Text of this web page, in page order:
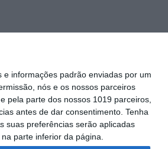
informações padrão enviadas por um
nós e os nossos parceiros
pela parte dos nossos 1019 parceiros,
antes de dar consentimento. Tenha
suas preferências serão aplicadas
parte inferior da página.
Siga-nos